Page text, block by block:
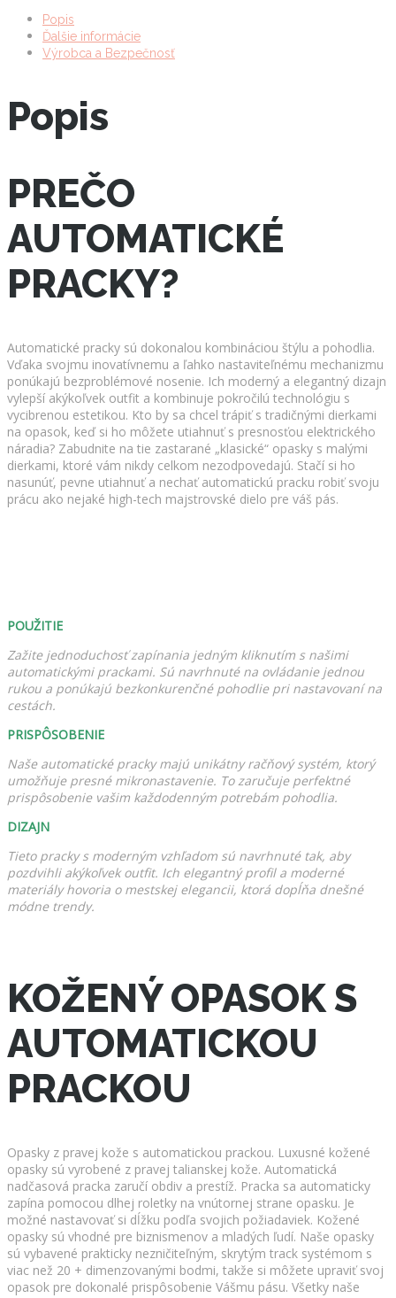
Popis
Ďalšie informácie
Výrobca a Bezpečnosť
Popis
PREČO
AUTOMATICKÉ
PRACKY?
Automatické pracky sú dokonalou kombináciou štýlu a pohodlia.
Vďaka svojmu inovatívnemu a ľahko nastaviteľnému mechanizmu
ponúkajú bezproblémové nosenie. Ich moderný a elegantný dizajn
vylepší akýkoľvek outfit a kombinuje pokročilú technológiu s
vycibrenou estetikou. Kto by sa chcel trápiť s tradičnými dierkami
na opasok, keď si ho môžete utiahnuť s presnosťou elektrického
náradia? Zabudnite na tie zastarané „klasické“ opasky s malými
dierkami, ktoré vám nikdy celkom nezodpovedajú. Stačí si ho
nasunúť, pevne utiahnuť a nechať automatickú pracku robiť svoju
prácu ako nejaké high-tech majstrovské dielo pre váš pás.
POUŽITIE
Zažite jednoduchosť zapínania jedným kliknutím s našimi
automatickými prackami. Sú navrhnuté na ovládanie jednou
rukou a ponúkajú bezkonkurenčné pohodlie pri nastavovaní na
cestách.
PRISPÔSOBENIE
Naše automatické pracky majú unikátny račňový systém, ktorý
umožňuje presné mikronastavenie. To zaručuje perfektné
prispôsobenie vašim každodenným potrebám pohodlia.
DIZAJN
Tieto pracky s moderným vzhľadom sú navrhnuté tak, aby
pozdvihli akýkoľvek outfit. Ich elegantný profil a moderné
materiály hovoria o mestskej elegancii, ktorá dopĺňa dnešné
módne trendy.
KOŽENÝ OPASOK S
AUTOMATICKOU
PRACKOU
Opasky z pravej kože s automatickou prackou. Luxusné kožené
opasky sú vyrobené z pravej talianskej kože. Automatická
nadčasová pracka zaručí obdiv a prestíž. Pracka sa automaticky
zapína pomocou dlhej roletky na vnútornej strane opasku. Je
možné nastavovať si dĺžku podľa svojich požiadaviek. Kožené
opasky sú vhodné pre biznismenov a mladých ľudí. Naše opasky
sú vybavené prakticky nezničiteľným, skrytým track systémom s
viac než 20 + dimenzovanými bodmi, takže si môžete upraviť svoj
opasok pre dokonalé prispôsobenie Vášmu pásu. Všetky naše